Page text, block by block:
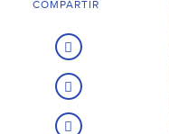
COMPARTIR